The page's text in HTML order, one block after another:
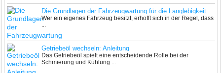
Die Grundlagen der Fahrzeugwartung für die Langlebigkeit
Ihres Autos
Wer ein eigenes Fahrzeug besitzt, erhofft sich in der Regel, dass
...
Getriebeöl wechseln: Anleitung
Das Getriebeöl spielt eine entscheidende Rolle bei der
Schmierung und Kühlung ...